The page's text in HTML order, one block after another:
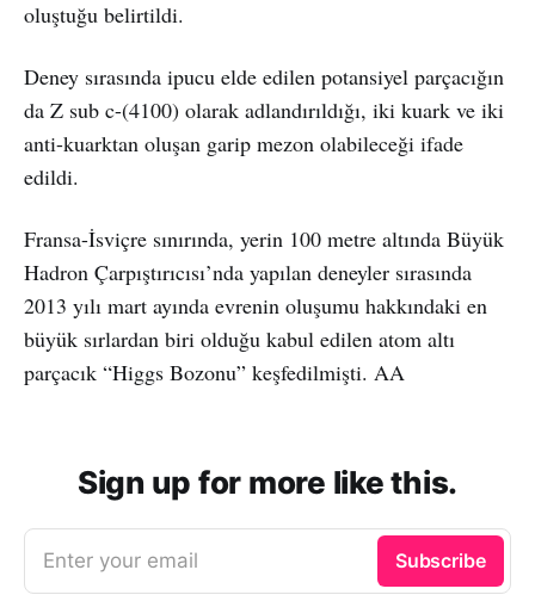
oluştuğu belirtildi.
Deney sırasında ipucu elde edilen potansiyel parçacığın
da Z sub c-(4100) olarak adlandırıldığı, iki kuark ve iki
anti-kuarktan oluşan garip mezon olabileceği ifade
edildi.
Fransa-İsviçre sınırında, yerin 100 metre altında Büyük
Hadron Çarpıştırıcısı’nda yapılan deneyler sırasında
2013 yılı mart ayında evrenin oluşumu hakkındaki en
büyük sırlardan biri olduğu kabul edilen atom altı
parçacık “Higgs Bozonu” keşfedilmişti. AA
Sign up for more like this.
Enter your email Subscribe